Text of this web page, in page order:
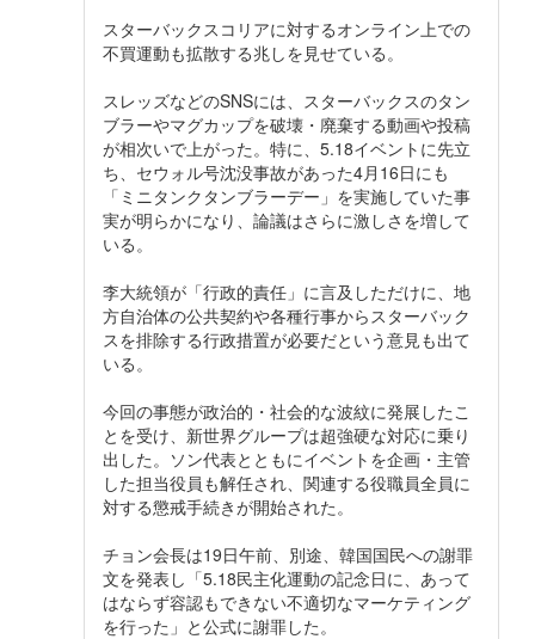
スターバックスコリアに対するオンライン上での
不買運動も拡散する兆しを見せている。
スレッズなどのSNSには、スターバックスのタン
ブラーやマグカップを破壊・廃棄する動画や投稿
が相次いで上がった。特に、5.18イベントに先立
ち、セウォル号沈没事故があった4月16日にも
「ミニタンクタンブラーデー」を実施していた事
実が明らかになり、論議はさらに激しさを増して
いる。
李大統領が「行政的責任」に言及しただけに、地
方自治体の公共契約や各種行事からスターバック
スを排除する行政措置が必要だという意見も出て
いる。
今回の事態が政治的・社会的な波紋に発展したこ
とを受け、新世界グループは超強硬な対応に乗り
出した。ソン代表とともにイベントを企画・主管
した担当役員も解任され、関連する役職員全員に
対する懲戒手続きが開始された。
チョン会長は19日午前、別途、韓国国民への謝罪
文を発表し「5.18民主化運動の記念日に、あって
はならず容認もできない不適切なマーケティング
を行った」と公式に謝罪した。